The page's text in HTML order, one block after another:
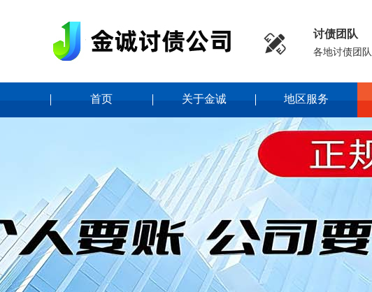
 讨债团队
各地讨债团队
首页 关于金诚 地区服务